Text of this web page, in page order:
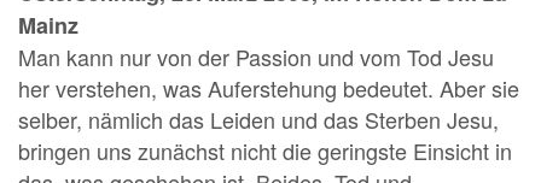
Mainz
Man kann nur von der Passion und vom Tod Jesu
her verstehen, was Auferstehung bedeutet. Aber sie
selber, nämlich das Leiden und das Sterben Jesu,
bringen uns zunächst nicht die geringste Einsicht in